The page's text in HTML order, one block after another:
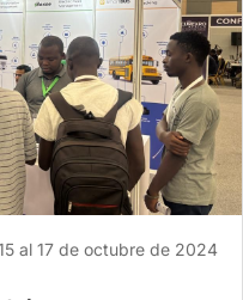
al 17 de octubre de 2024